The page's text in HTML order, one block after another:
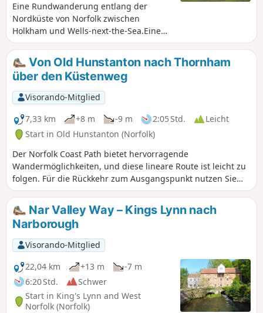
Eine Rundwanderung entlang der
Nordküste von Norfolk zwischen
Holkham und Wells-next-the-Sea.Eine
Alternative zum North Norfolk Coast
Path, der auf der landseitigen Seite des
als Holkham Pines bekannten großen
Kiefernwaldgürtels verläuft, ist ein
Spaziergang entlang des herrlichen
Sandstrandes von Holkham. Das war ein
wirklich lohnendes Erlebnis mit
kilometerlangen Sandstränden und
Dünen. Bei klarem blauem Himmel und
ein wenig Sonnenschein ist dies zu
jeder Jahreszeit ein herrlicher
Spaziergang. Die Albatros, ein
Segelschiff, das dauerhaft am Wells
Quay vor Anker liegt, bietet einige gute
und einfache Mittagsgerichte an,
darunter frische Muscheln, und ist ein
passender Zwischenstopp auf halber
Strecke dieser Wanderung. Der
Rückweg führt über die Wege rund um
das Holkham-Anwesen, von denen aus
man einen Blick auf das Herrenhaus,
den See und den Obelisken hat.
Von Old Hunstanton nach Thornham
über den Küstenweg
Visorando-Mitglied
7,33 km
+8 m -9 m 2:05 Std.
Leicht
Start in Old Hunstanton (Norfolk)
Der Norfolk Coast Path bietet hervorragende
Wandermöglichkeiten, und diese lineare Route ist leicht zu
folgen. Für die Rückkehr zum Ausgangspunkt nutzen Sie
den ausgezeichneten „Coast Hopper“-Busdienst entlang der
Hauptstraße. Die Landschaft ist abwechslungsreich, und
zur richtigen Jahreszeit haben Sie die Möglichkeit, eine
Vielzahl von Seevögeln zu beobachten.
Nar Valley Way – Kings Lynn nach
Narborough
Visorando-Mitglied
22,04 km
+13 m
-7 m
6:20 Std.
Schwer
Start in King's Lynn and West
Norfolk (Norfolk)